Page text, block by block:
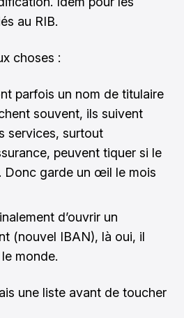
au RIB.
choses :
parfois un nom de titulaire
souvent, ils suivent
services, surtout
peuvent tiquer si le
Donc garde un œil le mois
d’ouvrir un
(nouvel IBAN), là oui, il
monde.
une liste avant de toucher